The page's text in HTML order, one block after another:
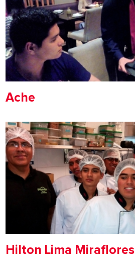
Ache
Hilton Lima Miraflores